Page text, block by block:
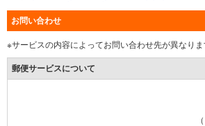
お問い合わせ
※サービスの内容によってお問い合わせ先が異なりま
郵便サービスについて